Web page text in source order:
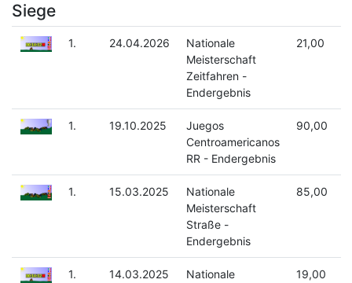
Siege
1. 24.04.2026
Nationale
Meisterschaft
Zeitfahren -
Endergebnis
21,00
1. 19.10.2025
Juegos
Centroamericanos
RR - Endergebnis
90,00
1. 15.03.2025
Nationale
Meisterschaft
Straße -
Endergebnis
85,00
1. 14.03.2025
Nationale
19,00